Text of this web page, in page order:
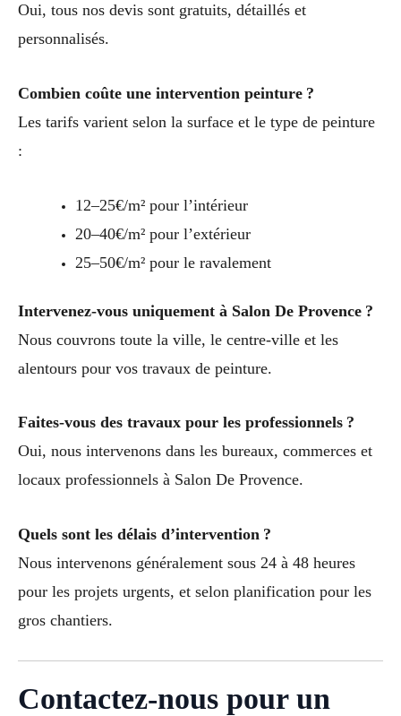
Oui, tous nos devis sont gratuits, détaillés et
personnalisés.
Combien coûte une intervention peinture ?
Les tarifs varient selon la surface et le type de peinture
:
12–25€/m² pour l’intérieur
20–40€/m² pour l’extérieur
25–50€/m² pour le ravalement
Intervenez-vous uniquement à Salon De Provence ?
Nous couvrons toute la ville, le centre-ville et les
alentours pour vos travaux de peinture.
Faites-vous des travaux pour les professionnels ?
Oui, nous intervenons dans les bureaux, commerces et
locaux professionnels à Salon De Provence.
Quels sont les délais d’intervention ?
Nous intervenons généralement sous 24 à 48 heures
pour les projets urgents, et selon planification pour les
gros chantiers.
Contactez-nous pour un